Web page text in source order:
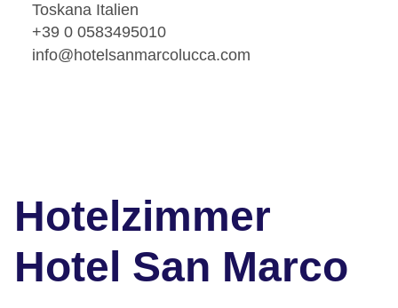
Toskana Italien
+39 0 0583495010
info@hotelsanmarcolucca.com
Hotelzimmer
Hotel San Marco